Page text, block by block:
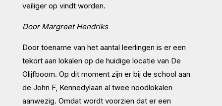
veiliger op vindt worden.
Door Margreet Hendriks
Door toename van het aantal leerlingen is er een
tekort aan lokalen op de huidige locatie van De
Olijfboom. Op dit moment zijn er bij de school aan
de John F, Kennedylaan al twee noodlokalen
aanwezig. Omdat wordt voorzien dat er een